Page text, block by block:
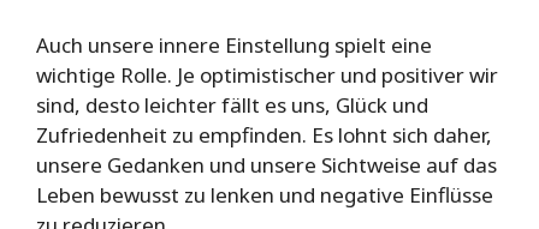
Auch unsere innere Einstellung spielt eine
wichtige Rolle. Je optimistischer und positiver wir
sind, desto leichter fällt es uns, Glück und
Zufriedenheit zu empfinden. Es lohnt sich daher,
unsere Gedanken und unsere Sichtweise auf das
Leben bewusst zu lenken und negative Einflüsse